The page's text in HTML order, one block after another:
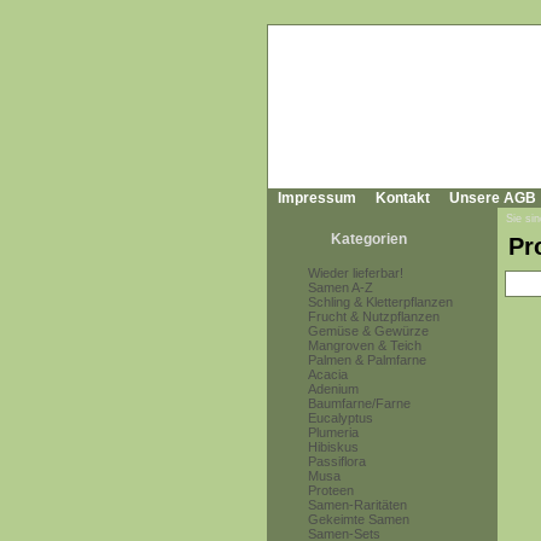
Impressum Kontakt Unsere AGB
Kategorien
Wieder lieferbar!
Samen A-Z
Schling & Kletterpflanzen
Frucht & Nutzpflanzen
Gemüse & Gewürze
Mangroven & Teich
Palmen & Palmfarne
Acacia
Adenium
Baumfarne/Farne
Eucalyptus
Plumeria
Hibiskus
Passiflora
Musa
Proteen
Samen-Raritäten
Gekeimte Samen
Samen-Sets
Sie